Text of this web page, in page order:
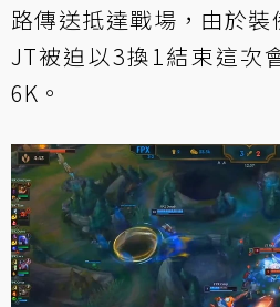
路傳送抵達戰場，由於裝
JT被迫以3換1結束這次
6K。